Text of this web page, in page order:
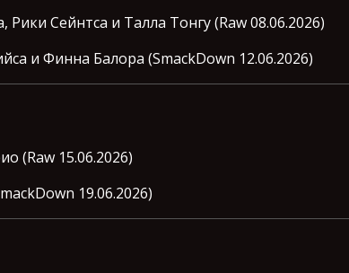
Сейнтса и Талла Тонгу (Raw 08.06.2026)
и Финна Балора (SmackDown 12.06.2026)
(Raw 15.06.2026)
19.06.2026)